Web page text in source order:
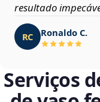
resultado
RC Ronaldo C.
Serviços